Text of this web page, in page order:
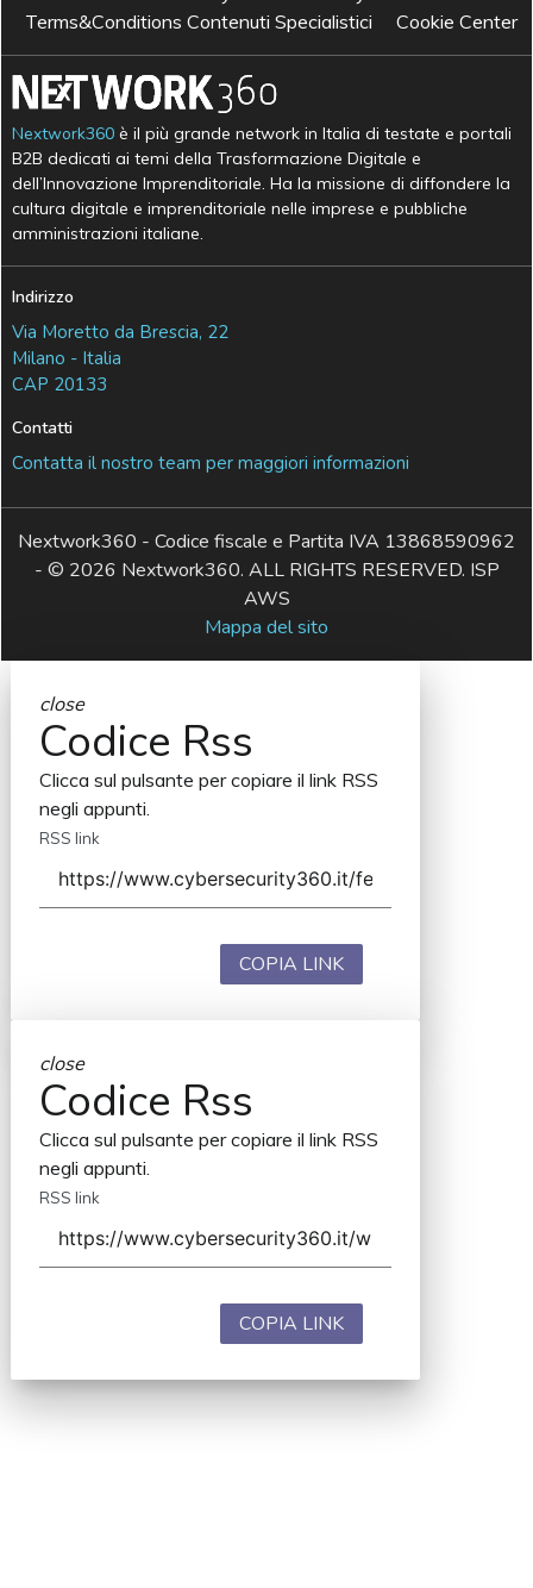
Terms&Conditions Contenuti Specialistici
Cookie Center
Nextwork360 è il più grande network in Italia di testate e portali
B2B dedicati ai temi della Trasformazione Digitale e
dell’Innovazione Imprenditoriale. Ha la missione di diffondere la
cultura digitale e imprenditoriale nelle imprese e pubbliche
amministrazioni italiane.
Indirizzo
Via Moretto da Brescia, 22
Milano - Italia
CAP 20133
Contatti
Contatta il nostro team per maggiori informazioni
Nextwork360 - Codice fiscale e Partita IVA 13868590962
- © 2026 Nextwork360. ALL RIGHTS RESERVED. ISP
AWS
Mappa del sito
close
Codice Rss
Clicca sul pulsante per copiare il link RSS
negli appunti.
RSS link
COPIA LINK
close
Codice Rss
Clicca sul pulsante per copiare il link RSS
negli appunti.
RSS link
COPIA LINK